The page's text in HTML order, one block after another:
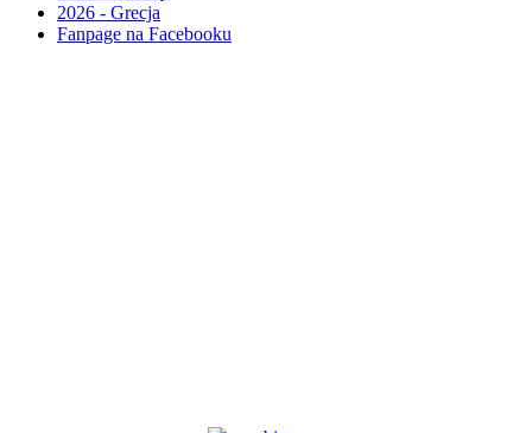
2026 - Grecja
Fanpage na Facebooku